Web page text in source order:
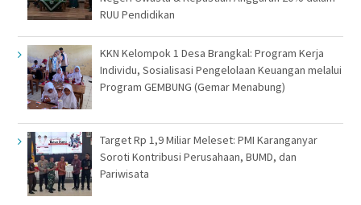
RUU Pendidikan
KKN Kelompok 1 Desa Brangkal: Program Kerja
Individu, Sosialisasi Pengelolaan Keuangan melalui
Program GEMBUNG (Gemar Menabung)
Target Rp 1,9 Miliar Meleset: PMI Karanganyar
Soroti Kontribusi Perusahaan, BUMD, dan
Pariwisata